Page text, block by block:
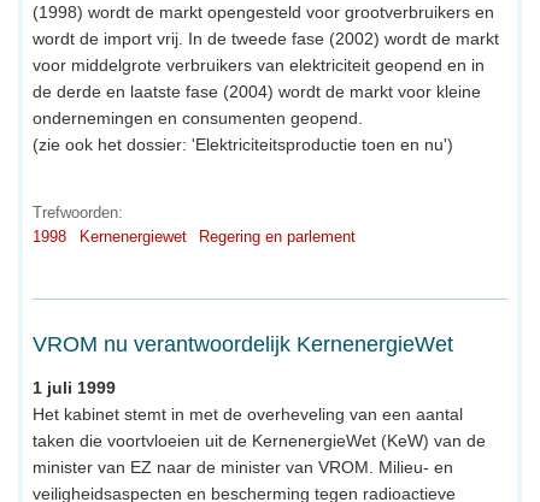
(1998) wordt de markt opengesteld voor grootverbruikers en
wordt de import vrij. In de tweede fase (2002) wordt de markt
voor middelgrote verbruikers van elektriciteit geopend en in
de derde en laatste fase (2004) wordt de markt voor kleine
ondernemingen en consumenten geopend.
(zie ook het dossier: 'Elektriciteitsproductie toen en nu')
Trefwoorden:
1998
Kernenergiewet Regering en parlement
VROM nu verantwoordelijk KernenergieWet
1 juli 1999
Het kabinet stemt in met de overheveling van een aantal
taken die voortvloeien uit de KernenergieWet (KeW) van de
minister van EZ naar de minister van VROM. Milieu- en
veiligheidsaspecten en bescherming tegen radioactieve